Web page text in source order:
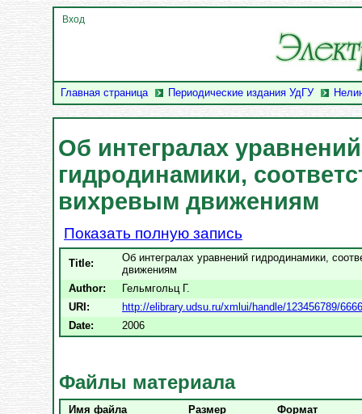
Главная страница Периодические издания УдГУ
Вход
Об интегралах уравнений
гидродинамики,
вихревым движениям
Показать полную запись
Title:
Об интегралах уравнений гидродинамики,
движениям
Author:
Гельмгольц Г.
URI:
http://elibrary.udsu.ru/xmlui/handle/123456789/6666
Date:
2006
Файлы материала
Имя файла Размер Формат